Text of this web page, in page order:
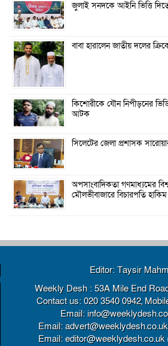
জুলাই সনদকে আইনি ভিত্তি
বাবা হারালেন জাতীয় দলের
কিশোরীকে যৌন নিপীড়নের
আটক
সিলেটের জেলা প্রশাসক
অপসাংবাদিকতা গণমাধ্যমের
মৌলভীবাজারে বিচারপতি হাকিম
Editor: Taysir
Weekly Desh : 53A Mile End
Contact us: 020 3540 0942,
Email:
Email:
Email: editor@weeklydesh.co.uk